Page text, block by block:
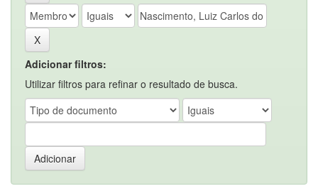
Adicionar filtros:
Utilizar filtros para refinar o resultado de busca.